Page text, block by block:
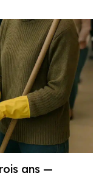
ans —